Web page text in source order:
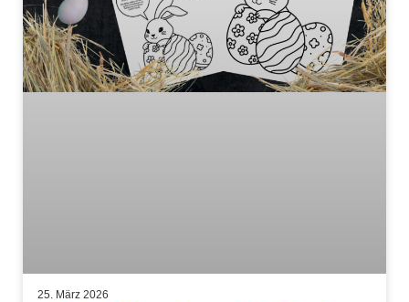
25. März 2026